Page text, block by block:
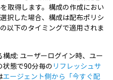
取得します。構成の作成におい
択した場合、構成は配布ポリシ
以下のタイミングで適用されま
成: ユーザーログイン時、ユー
状態で90分毎のリフレッシュサ
エージェント側から「今すぐ配